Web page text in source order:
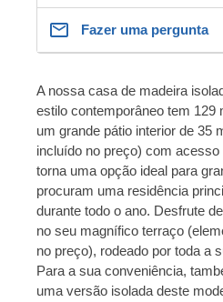
Fazer uma pergunta
A nossa casa de madeira
estilo contemporâneo tem 129
um grande pátio interior de 35
incluído no preço) com acesso
torna uma opção ideal para
procuram uma residência
durante todo o ano. Desfrute
no seu magnífico terraço
no preço), rodeado por toda a
Para a sua conveniência,
uma versão isolada deste